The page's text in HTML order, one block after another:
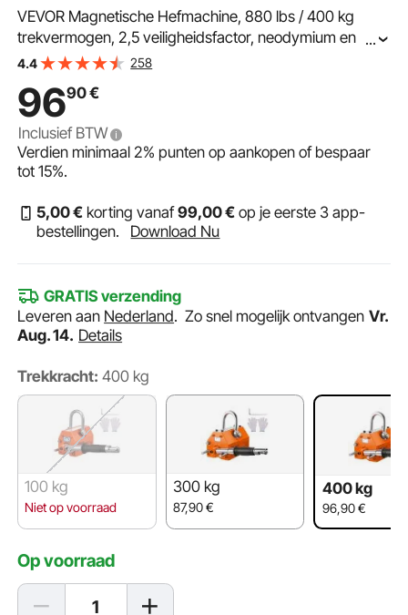
VEVOR Magnetische Hefmachine, 880 lbs / 400 kg
trekvermogen, 2,5 veiligheidsfactor, neodymium en
staal, hefmagneet met ontgrendeling, permanente
werkplaatskraan, blok, bord
...
4.4 258
9690€
Inclusief BTW
Verdien minimaal2% punten op aankopen of bespaar
tot15%.
5,00€ korting vanaf99,00€ op je eerste 3 app-
bestellingen.
Download Nu
GRATIS verzending
Leveren aan Nederland.Zo snel mogelijk ontvangen Vr.
Aug. 14. Details
Trekkracht: 400 kg
100 kg
Niet op voorraad
300 kg
87,90€
400 kg
96,90 €
Op voorraad